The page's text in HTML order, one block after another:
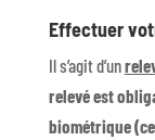
Effectuer
Il s’agit d’un
relevé est
biométrique